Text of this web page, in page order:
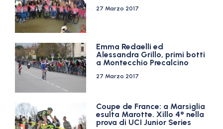
27 Marzo 2017
Emma Redaelli ed
Alessandra Grillo, primi botti
a Montecchio Precalcino
27 Marzo 2017
Coupe de France: a Marsiglia
esulta Marotte. Xillo 4° nella
prova di UCI Junior Series